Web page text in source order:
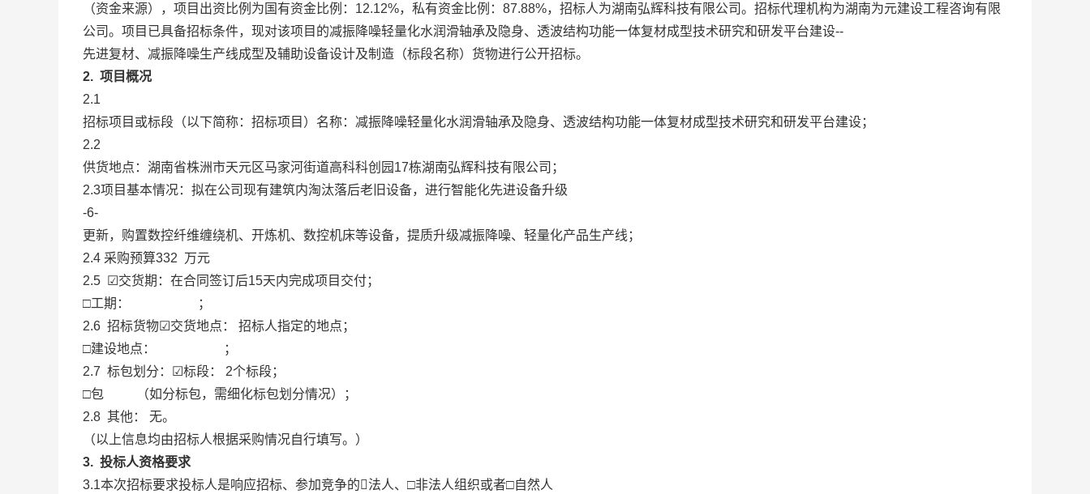
（资金来源），项目出资比例为国有资金比例：12.12%，私有资金比例：87.88%，招标人为湖南弘辉科技有限公司。招标代理机构为湖南为元建设工程咨询有限
公司。项目已具备招标条件，现对该项目的减振降噪轻量化水润滑轴承及隐身、透波结构功能一体复材成型技术研究和研发平台建设--
先进复材、减振降噪生产线成型及辅助设备设计及制造（标段名称）货物进行公开招标。
2. 项目概况
2.1
招标项目或标段（以下简称：招标项目）名称：减振降噪轻量化水润滑轴承及隐身、透波结构功能一体复材成型技术研究和研发平台建设；
2.2
供货地点：湖南省株洲市天元区马家河街道高科科创园17栋湖南弘辉科技有限公司；
2.3项目基本情况：拟在公司现有建筑内淘汰落后老旧设备，进行智能化先进设备升级
-6-
更新，购置数控纤维缠绕机、开炼机、数控机床等设备，提质升级减振降噪、轻量化产品生产线；
2.4 采购预算332 万元
2.5 ☑交货期：在合同签订后15天内完成项目交付；
□工期： ；
2.6 招标货物☑交货地点： 招标人指定的地点；
□建设地点： ；
2.7 标包划分：☑标段： 2个标段；
□包 （如分标包，需细化标包划分情况）；
2.8 其他： 无。
（以上信息均由招标人根据采购情况自行填写。）
3. 投标人资格要求
3.1本次招标要求投标人是响应招标、参加竞争的法人、□非法人组织或者□自然人